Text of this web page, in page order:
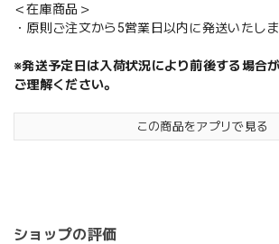
＜在庫商品＞
・原則ご注文から5営業日以内に発送いたしま
※発送予定日は入荷状況により前後する場合
ご理解ください。
この商品をアプリで見る
ショップの評価